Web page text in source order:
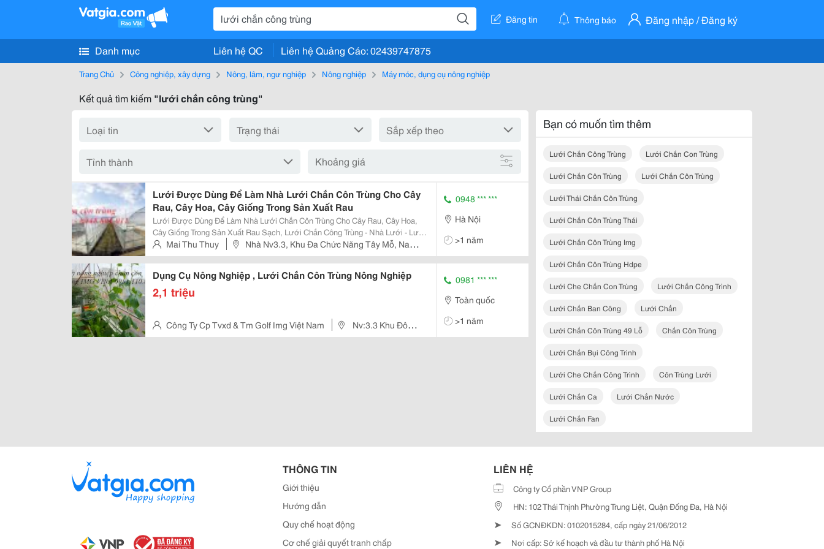
Đăng tin Thông báo Đăng nhập / Đăng ký
Danh mục Liên hệ QC Liên hệ Quảng Cáo: 02439747875
Trang Chủ Công nghiệp, xây dựng Nông, lâm, ngư nghiệp Nông nghiệp Máy móc, dụng cụ nông nghiệp
Kết quả tìm kiếm "lưới chắn công trùng"
Khoảng giá
Lưới Được Dùng Để Làm Nhà Lưới Chắn Côn Trùng Cho Cây
Rau, Cây Hoa, Cây Giống Trong Sản Xuất Rau
Lưới Được Dùng Để Làm Nhà Lưới Chắn Côn Trùng Cho Cây Rau, Cây Hoa,
Cây Giống Trong Sản Xuất Rau Sạch, Lưới Chắn Công Trùng - Nhà Lưới - Lưới
Nông Nghiệp . Công Dụng: Lưới Được Dùng Để Làm Nhà Lưới Chắn Côn
Trùng Cho Cây Rau, Cây Hoa, Cây Giống
Mai Thu Thuy
Nhà Nv3.3, Khu Đa Chức Năng Tây Mỗ, Nam
Từ Liêm, Hà Nội
0948 *** ***
Hà Nội
>1 năm
Dụng Cụ Nông Nghiệp , Lưới Chắn Côn Trùng Nông Nghiệp
2,1 triệu
Công Ty Cp Tvxd & Tm Golf Img Việt Nam
Nv:3.3 Khu Đô
Thị Hữu Hưng,Tây Mỗ,Hà Nội.
0981 *** ***
Toàn quốc
>1 năm
Bạn có muốn tìm thêm
Lưới Chắn Công Trùng Lưới Chắn Con Trùng
Lưới Chắn Côn Trùng Lưới Chắn Côn Trùng
Lưới Thái Chắn Côn Trùng
Lưới Chắn Côn Trùng Thái
Lưới Chắn Côn Trùng Img
Lưới Chắn Côn Trùng Hdpe
Lưới Che Chắn Con Trùng Lưới Chắn Công Trình
Lưới Chắn Ban Công Lưới Chắn
Lưới Chắn Côn Trùng 49 Lỗ Chắn Côn Trùng
Lưới Chắn Bụi Công Trình
Lưới Che Chắn Công Trình Côn Trùng Lưới
Lưới Chắn Ca Lưới Chắn Nước
Lưới Chắn Fan
THÔNG TIN
Giới thiệu
Hướng dẫn
Quy chế hoạt động
Cơ chế giải quyết tranh chấp
LIÊN HỆ
Công ty Cổ phần VNP Group
HN: 102 Thái Thịnh Phường Trung Liệt, Quận Đống Đa, Hà Nội
➤ Số GCNĐKDN: 0102015284, cấp ngày 21/06/2012
➤ Nơi cấp: Sở kế hoạch và đầu tư thành phố Hà Nội